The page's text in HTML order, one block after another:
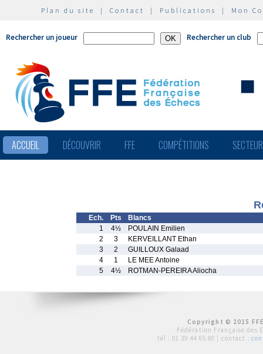
Plan du site | Contact | Publications | Mon
Rechercher un joueur Rechercher un club
ACCUEIL DÉCOUVRIR FFE COMPÉTITIONS
Ech. Pts
Blancs
1
4½
POULAIN Emilien
2
3
KERVEILLANT Ethan
3
2
GUILLOUX Galaad
4
1
LE MEE Antoine
5
4½ ROTMAN-PEREIRA Aliocha
Copyright © 2015
Fédération Française des
tél : 01 39 44 65 80 | contact :